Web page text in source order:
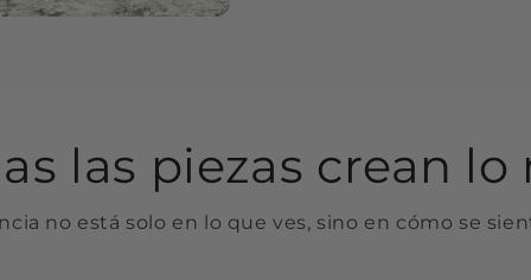
las piezas crean
no está solo en lo que ves, sino en cómo se